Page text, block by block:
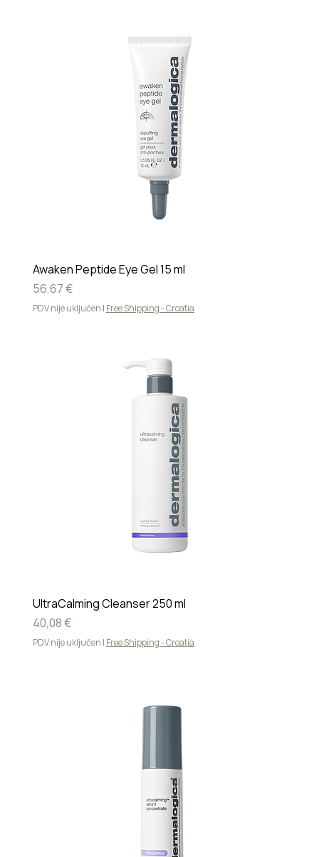
Awaken Peptide Eye Gel 15 ml
Cijena
56,67 €
PDV nije uključen | Free Shipping - Croatia
UltraCalming Cleanser 250 ml
Cijena
40,08 €
PDV nije uključen | Free Shipping - Croatia